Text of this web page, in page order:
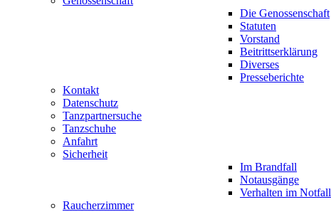
Die Genossenschaft
Statuten
Vorstand
Beitrittserklärung
Diverses
Presseberichte
Kontakt
Datenschutz
Tanzpartnersuche
Tanzschuhe
Anfahrt
Sicherheit
Im Brandfall
Notausgänge
Verhalten im Notfall
Raucherzimmer